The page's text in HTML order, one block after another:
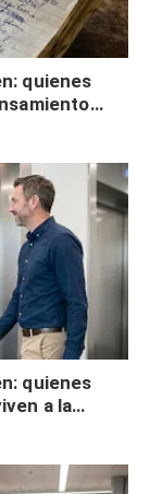
quienes
quienes
a la